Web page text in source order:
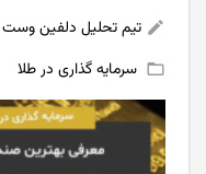
edit تیم تحلیل دلفین وست
folder_open سرمایه گذاری در طلا